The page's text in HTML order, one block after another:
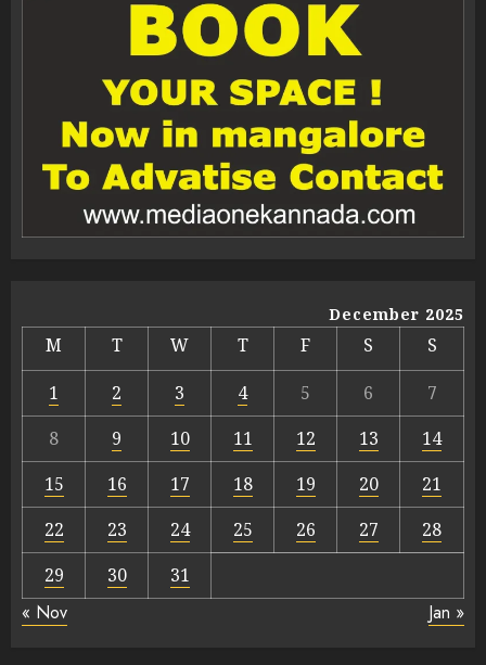
December 2025
M T W T F S
S
1
2 3 4 5 6
7
8
9 10 11 12 13
14
15
16 17 18 19 20
21
22
23 24 25 26 27
28
29
30 31
« Nov Jan »